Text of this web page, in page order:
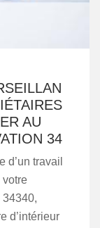
AU
34
d’un travail
votre
34340,
d’intérieur